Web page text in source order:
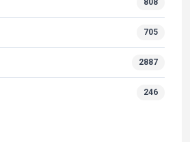
808
705
2887
246